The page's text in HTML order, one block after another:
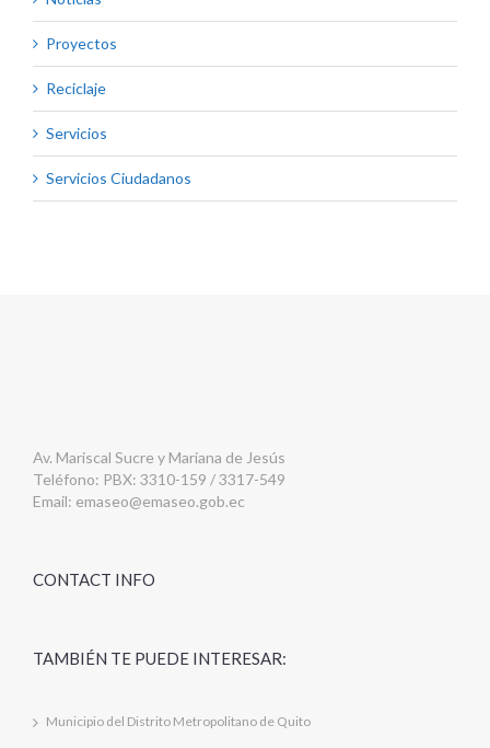
Proyectos
Reciclaje
Servicios
Servicios Ciudadanos
Av. Mariscal Sucre y Mariana de Jesús
Teléfono: PBX: 3310-159 / 3317-549
Email: emaseo@emaseo.gob.ec
CONTACT INFO
TAMBIÉN TE PUEDE INTERESAR:
Municipio del Distrito Metropolitano de Quito